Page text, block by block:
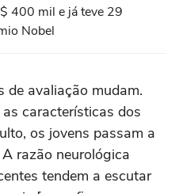
400 mil e já teve 29
Nobel
de avaliação mudam.
características dos
os jovens passam a
razão neurológica
tendem a escutar